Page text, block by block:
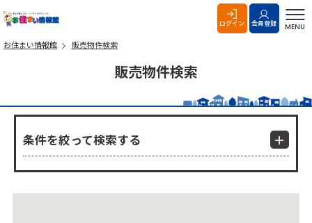
ログイン 会員登録 MENU
お住まい情報館 販売物件検索
販売物件検索
条件を絞って検索する